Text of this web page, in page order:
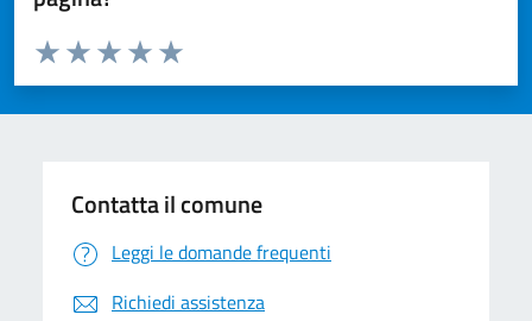
Valuta da 1 a 5 stelle la pagina
Valuta 5 stelle su 5
Valuta 4 stelle su 5
Valuta 3 stelle su 5
Valuta 2 stelle su 5
Valuta 1 stelle su 5
Contatta il comune
Leggi le domande frequenti
Richiedi assistenza